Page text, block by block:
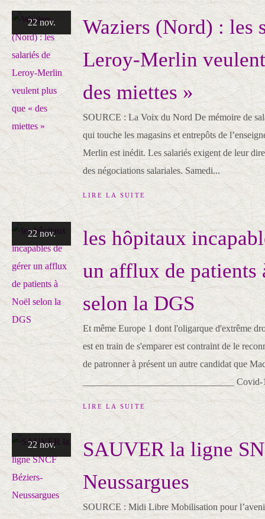
22 nov.
Waziers (Nord) : les
Leroy-Merlin
des miettes »
SOURCE : La Voix du Nord De mémoire de
qui touche les magasins et entrepôts de
Merlin est inédit. Les salariés exigent de leur
des négociations salariales. Samedi...
LIRE LA SUITE
22 nov.
les hôpitaux
un afflux de patients
selon la DGS
Et même Europe 1 dont l'oligarque d'extrême
est en train de s'emparer est contraint de le
de patronner à présent un autre candidat que
________________________________
LIRE LA SUITE
22 nov.
SAUVER la ligne
Neussargues
SOURCE : Midi Libre Mobilisation pour